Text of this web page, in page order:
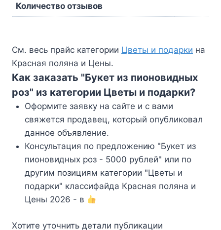
Количество отзывов
См. весь прайс категории Цветы и подарки на
Красная поляна и Цены.
Как заказать "Букет из пионовидных
роз" из категории Цветы и подарки?
Оформите заявку на сайте и с вами
свяжется продавец, который опубликовал
данное объявление.
Консультация по предложению "Букет из
пионовидных роз - 5000 рублей" или по
другим позициям категории "Цветы и
подарки" классифайда Красная поляна и
Цены 2026 - в
Хотите уточнить детали публикации